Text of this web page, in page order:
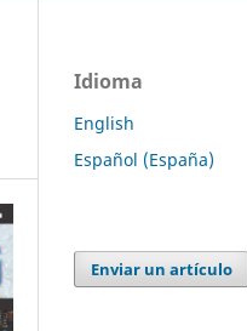
Idioma
English
Español (España)
Enviar un artículo